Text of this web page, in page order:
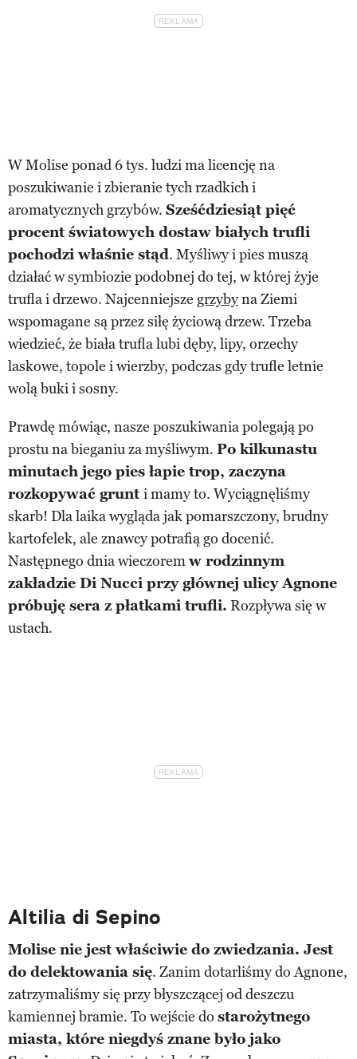
W Molise ponad 6 tys. ludzi ma licencję na
poszukiwanie i zbieranie tych rzadkich i
aromatycznych grzybów. Sześćdziesiąt pięć
procent światowych dostaw białych trufli
pochodzi właśnie stąd. Myśliwy i pies muszą
działać w symbiozie podobnej do tej, w której żyje
trufla i drzewo. Najcenniejsze grzybyna Ziemi
wspomagane są przez siłę życiową drzew. Trzeba
wiedzieć, że biała trufla lubi dęby, lipy, orzechy
laskowe, topole i wierzby, podczas gdy trufle letnie
wolą buki i sosny.
Prawdę mówiąc, nasze poszukiwania polegają po
prostu na bieganiu za myśliwym. Po kilkunastu
minutach jego pies łapie trop, zaczyna
rozkopywać grunt i mamy to. Wyciągnęliśmy
skarb! Dla laika wygląda jak pomarszczony, brudny
kartofelek, ale znawcy potrafią go docenić.
Następnego dnia wieczoremw rodzinnym
zakładzie Di Nucci przy głównej ulicy Agnone
próbuję sera z płatkami trufli. Rozpływa się w
ustach.
Altilia di Sepino
Molise nie jest właściwie do zwiedzania. Jest
do delektowania się. Zanim dotarliśmy do Agnone,
zatrzymaliśmy się przy błyszczącej od deszczu
kamiennej bramie. To wejście do starożytnego
miasta, które niegdyś znane było jako